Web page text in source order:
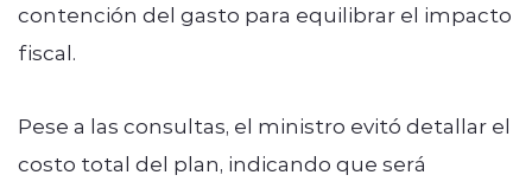
contención del gasto para equilibrar el impacto
fiscal.
Pese a las consultas, el ministro evitó detallar el
costo total del plan, indicando que será